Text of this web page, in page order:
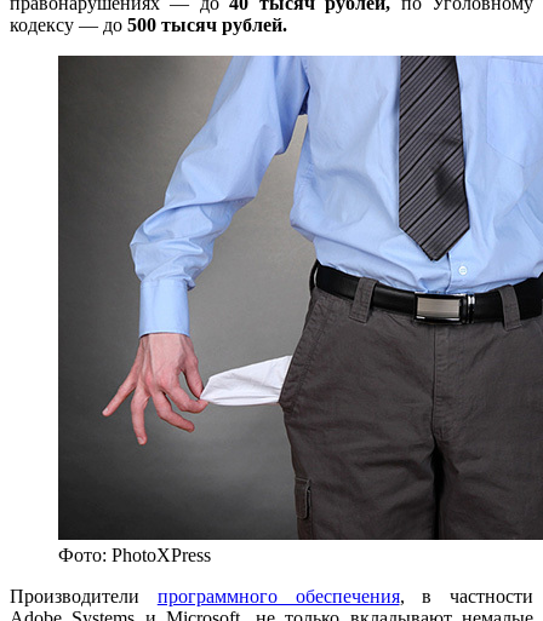
кодексу — до 500 тысяч рублей.
Фото: PhotoXPress
Производители программного обеспечения, в частности